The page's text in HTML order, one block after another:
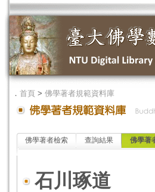
． 首頁 > 佛學著者規範資料庫
佛學著者檢索 查詢結果 佛學著
石川琢道